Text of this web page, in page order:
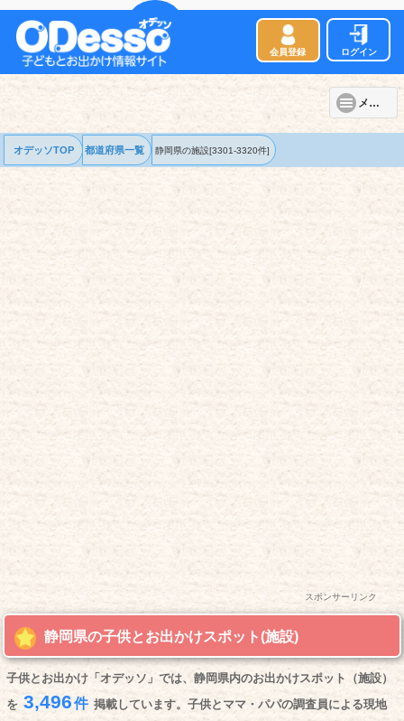
会員登録 ログイン
メニュー
オデッソTOP 都道府県一覧 静岡県の施設[3301-3320件]
スポンサーリンク
静岡県の子供とお出かけスポット(施設)
子供とお出かけ「オデッソ」では、静岡県内のお出かけスポット（施設）
を 3,496件 掲載しています。子供とママ・パパの調査員による現地